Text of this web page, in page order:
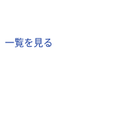
一覧を見る